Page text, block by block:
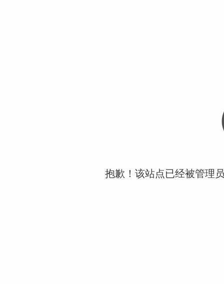
抱歉！该站点已经被管理